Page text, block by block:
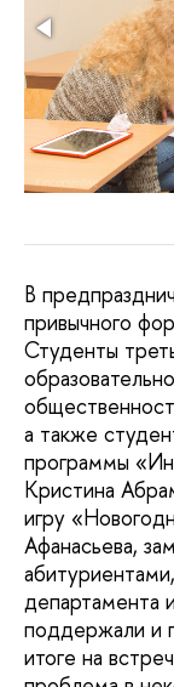
В
привычного
Студенты
а также
программы
Кристина
игру
Афанасьева,
департамента
поддержали и
итоге на